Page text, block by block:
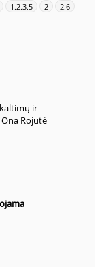
1.2.3.5 2
2.6
ir
Rojutė